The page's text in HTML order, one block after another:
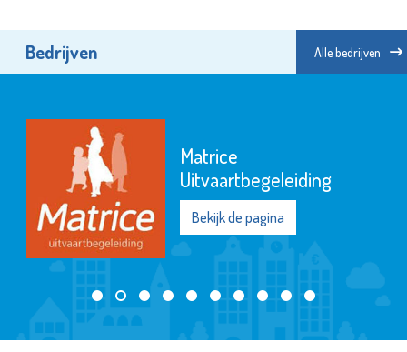
Bedrijven Alle bedrijven
Matrice
Uitvaartbegeleiding
Bekijk de pagina